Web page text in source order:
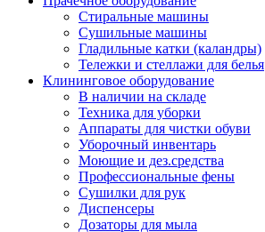
Стиральные машины
Сушильные машины
Гладильные катки (каландры)
Тележки и стеллажи для белья
Клининговое оборудование
В наличии на складе
Техника для уборки
Аппараты для чистки обуви
Уборочный инвентарь
Моющие и дез.средства
Профессиональные фены
Сушилки для рук
Диспенсеры
Дозаторы для мыла